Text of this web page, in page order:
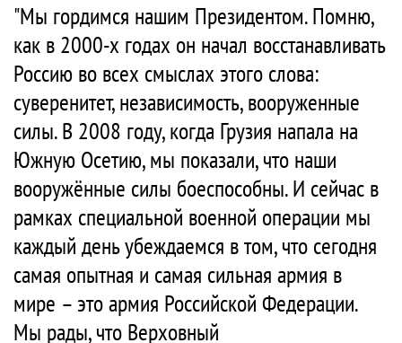
"Мы гордимся нашим Президентом. Помню,
как в 2000-х годах он начал восстанавливать
Россию во всех смыслах этого слова:
суверенитет, независимость, вооруженные
силы. В 2008 году, когда Грузия напала на
Южную Осетию, мы показали, что наши
вооружённые силы боеспособны. И сейчас в
рамках специальной военной операции мы
каждый день убеждаемся в том, что сегодня
самая опытная и самая сильная армия в
мире – это армия Российской Федерации.
Мы рады, что Верховный